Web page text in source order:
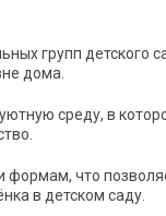
групп детского
дома.
среду, в
что
в детском саду.